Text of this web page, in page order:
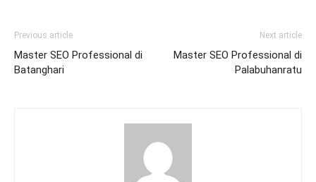
Previous article
Master SEO Professional di
Batanghari
Next article
Master SEO Professional di
Palabuhanratu